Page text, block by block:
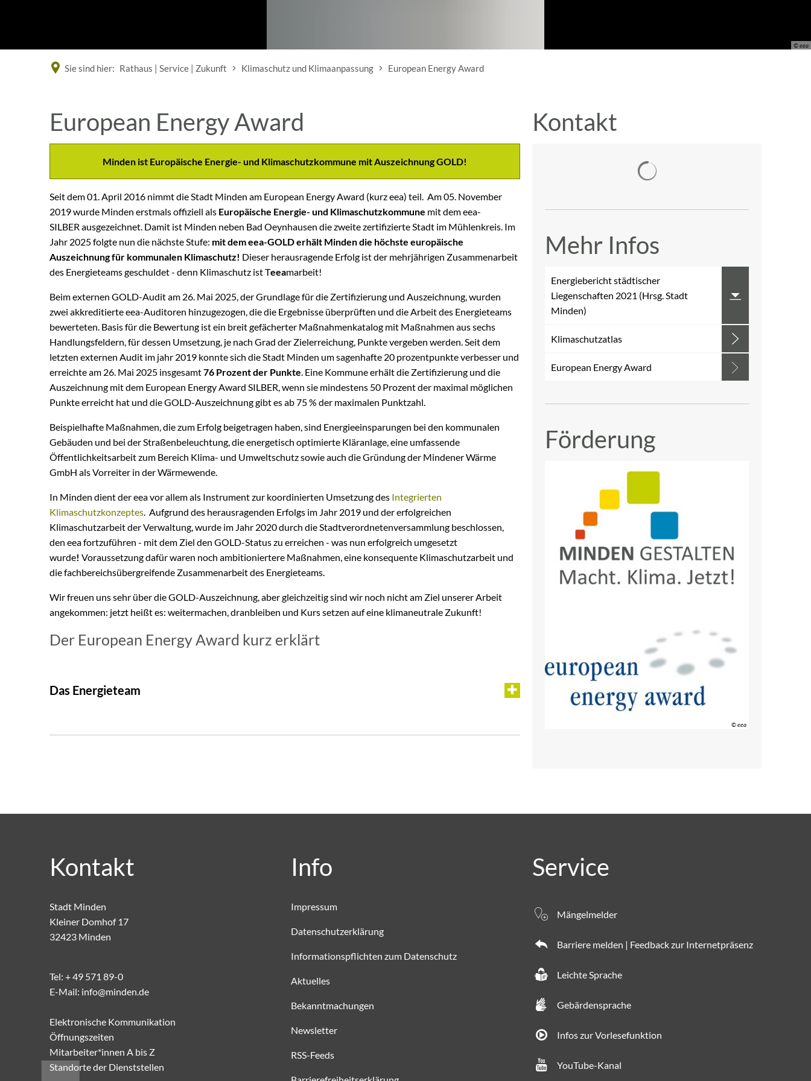
© eea
Sie sind hier: Rathaus | Service | Zukunft Klimaschutz und Klimaanpassung European Energy Award
European Energy Award
Minden ist Europäische Energie- und Klimaschutzkommune mit Auszeichnung GOLD!
Seit dem 01. April 2016 nimmt die Stadt Minden am European Energy Award (kurz eea) teil. Am 05. November
2019 wurde Minden erstmals offiziell als Europäische Energie- und Klimaschutzkommune mit dem eea-
SILBER ausgezeichnet. Damit ist Minden neben Bad Oeynhausen die zweite zertifizierte Stadt im Mühlenkreis. Im
Jahr 2025 folgte nun die nächste Stufe: mit dem eea-GOLD erhält Minden die höchste europäische
Auszeichnung für kommunalen Klimaschutz! Dieser herausragende Erfolg ist der mehrjährigen Zusammenarbeit
des Energieteams geschuldet - denn Klimaschutz ist Teeamarbeit!
Beim externen GOLD-Audit am 26. Mai 2025, der Grundlage für die Zertifizierung und Auszeichnung, wurden
zwei akkreditierte eea-Auditoren hinzugezogen, die die Ergebnisse überprüften und die Arbeit des Energieteams
bewerteten. Basis für die Bewertung ist ein breit gefächerter Maßnahmenkatalog mit Maßnahmen aus sechs
Handlungsfeldern, für dessen Umsetzung, je nach Grad der Zielerreichung, Punkte vergeben werden. Seit dem
letzten externen Audit im jahr 2019 konnte sich die Stadt Minden um sagenhafte 20 prozentpunkte verbesser und
erreichte am 26. Mai 2025 insgesamt76 Prozent der Punkte. Eine Kommune erhält die Zertifizierung und die
Auszeichnung mit dem European Energy Award SILBER, wenn sie mindestens 50 Prozent der maximal möglichen
Punkte erreicht hat und die GOLD-Auszeichnung gibt es ab 75 % der maximalen Punktzahl.
Beispielhafte Maßnahmen, die zum Erfolg beigetragen haben, sind Energieeinsparungen bei den kommunalen
Gebäuden und bei der Straßenbeleuchtung, die energetisch optimierte Kläranlage, eine umfassende
Öffentlichkeitsarbeit zum Bereich Klima- und Umweltschutz sowie auch die Gründung der Mindener Wärme
GmbH als Vorreiter in der Wärmewende.
In Minden dient der eea vor allem als Instrument zur koordinierten Umsetzung des Integrierten
Klimaschutzkonzeptes. Aufgrund des herausragenden Erfolgs im Jahr 2019 und der erfolgreichen
Klimaschutzarbeit der Verwaltung, wurde im Jahr 2020 durch die Stadtverordnetenversammlung beschlossen,
den eea fortzuführen - mit dem Ziel den GOLD-Status zu erreichen - was nun erfolgreich umgesetzt
wurde! Voraussetzung dafür waren noch ambitioniertere Maßnahmen, eine konsequente Klimaschutzarbeit und
die fachbereichsübergreifende Zusammenarbeit des Energieteams.
Wir freuen uns sehr über die GOLD-Auszeichnung, aber gleichzeitig sind wir noch nicht am Ziel unserer Arbeit
angekommen: jetzt heißt es: weitermachen, dranbleiben und Kurs setzen auf eine klimaneutrale Zukunft!
Der European Energy Award kurz erklärt
Das Energieteam
Kontakt
Mehr Infos
Energiebericht städtischer
Liegenschaften 2021 (Hrsg. Stadt
Minden)
Klimaschutzatlas
European Energy Award
Förderung
© eea
Kontakt
Stadt Minden
Kleiner Domhof 17
32423 Minden
Tel: + 49 571 89-0
E-Mail: info@minden.de
Elektronische Kommunikation
Öffnungszeiten
Mitarbeiter*innen A bis Z
Standorte der Dienststellen
Info
Impressum
Datenschutzerklärung
Informationspflichten zum Datenschutz
Aktuelles
Bekanntmachungen
Newsletter
RSS-Feeds
Service
Mängelmelder
Barriere melden | Feedback zur Internetpräsenz
Leichte Sprache
Gebärdensprache
Infos zur Vorlesefunktion
YouTube-Kanal